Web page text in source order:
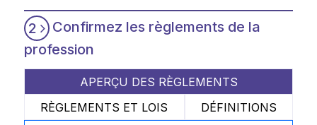
2
Confirmez les règlements de la
profession
APERÇU DES RÈGLEMENTS
RÈGLEMENTS ET LOIS
DÉFINITIONS